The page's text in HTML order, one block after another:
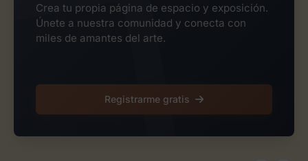
Crea tu propia página de espacio y exposición.
Únete a nuestra comunidad y conecta con
miles de amantes del arte.
Registrarme gratis